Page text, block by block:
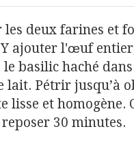
les deux farines et
ajouter l'œuf
basilic haché
lait. Pétrir jusqu’à
lisse et homogène.
30 minutes.